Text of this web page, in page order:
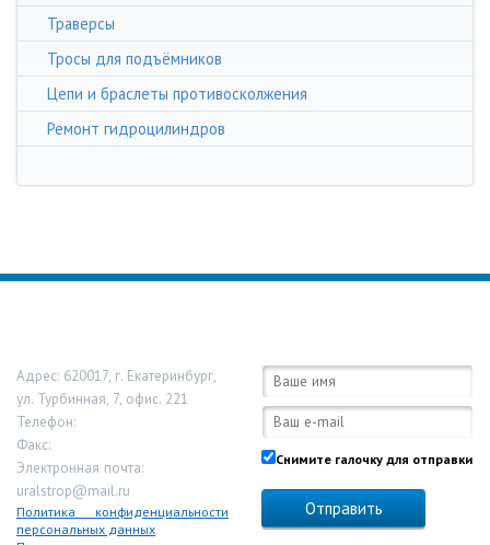
Траверсы
Тросы для подъёмников
Цепи и браслеты противосколжения
Ремонт гидроцилиндров
Адрес: 620017, г. Екатеринбург,
ул. Турбинная, 7, офис. 221
Телефон:
Факс:
Электронная почта:
uralstrop@mail.ru
Политика конфиденциальности
персональных данных
Снимите галочку для отправки